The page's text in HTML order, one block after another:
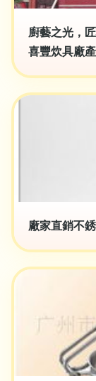
廚藝之光，
喜豐炊具廠
廠家直銷不